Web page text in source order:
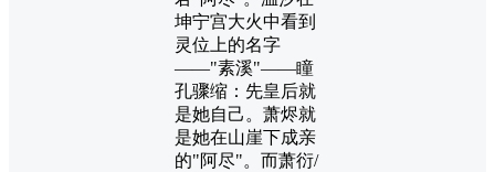
坤宁宫大火中看到
灵位上的名字
——"素溪"——瞳
孔骤缩：先皇后就
是她自己。萧烬就
是她在山崖下成亲
的"阿尽"。而萧衍/